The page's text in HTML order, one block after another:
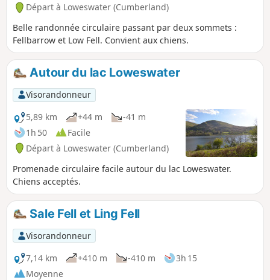
Départ à Loweswater (Cumberland)
Belle randonnée circulaire passant par deux sommets :
Fellbarrow et Low Fell. Convient aux chiens.
Autour du lac Loweswater
Visorandonneur
5,89 km
+44 m
-41 m
1h 50
Facile
Départ à Loweswater (Cumberland)
Promenade circulaire facile autour du lac Loweswater.
Chiens acceptés.
Sale Fell et Ling Fell
Visorandonneur
7,14 km
+410 m -410 m
3h 15
Moyenne